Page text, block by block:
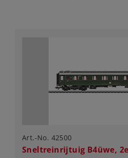
Art.-No. 42500
Sneltreinrijtuig B4üwe,